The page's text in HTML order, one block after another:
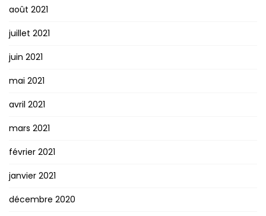
août 2021
juillet 2021
juin 2021
mai 2021
avril 2021
mars 2021
février 2021
janvier 2021
décembre 2020